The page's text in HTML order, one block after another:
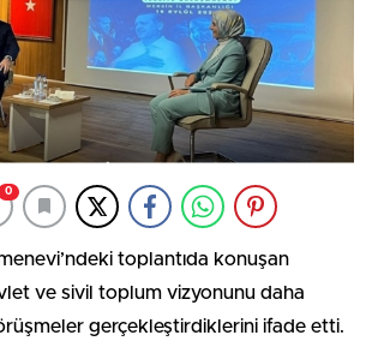
0
toplantıda konuşan
ve sivil toplum vizyonunu daha
gerçekleştirdiklerini ifade etti.